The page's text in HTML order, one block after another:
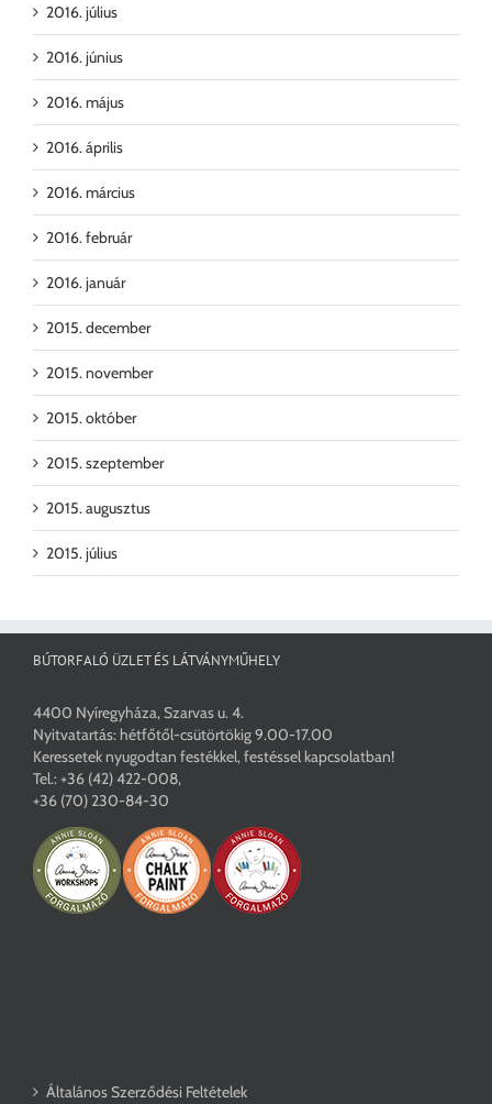
2016. július
2016. június
2016. május
2016. április
2016. március
2016. február
2016. január
2015. december
2015. november
2015. október
2015. szeptember
2015. augusztus
2015. július
BÚTORFALÓ ÜZLET ÉS LÁTVÁNYMŰHELY
4400 Nyíregyháza, Szarvas u. 4.
Nyitvatartás: hétfőtől-csütörtökig 9.00-17.00
Keressetek nyugodtan festékkel, festéssel kapcsolatban!
Tel.:+36 (42) 422-008,
+36 (70) 230-84-30
Általános Szerződési Feltételek